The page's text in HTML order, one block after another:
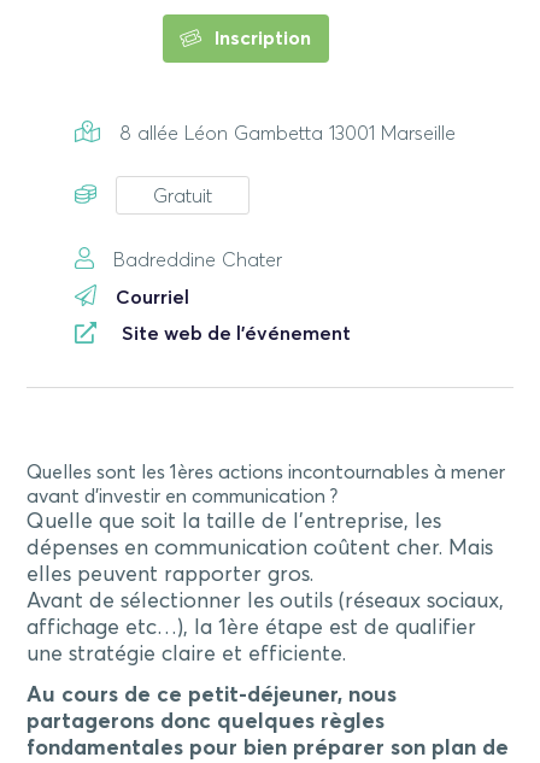
Inscription
8 allée Léon Gambetta 13001 Marseille
Gratuit
Badreddine Chater
Courriel
Site web de l'événement
Quelles sont les 1ères actions incontournables à mener
avant d’investir en communication ?
Quelle que soit la taille de l’entreprise, les
dépenses en communication coûtent cher. Mais
elles peuvent rapporter gros.
Avant de sélectionner les outils (réseaux sociaux,
affichage etc…), la 1ère étape est de qualifier
une stratégie claire et efficiente.
Au cours de ce petit-déjeuner, nous
partagerons donc quelques règles
fondamentales pour bien préparer son plan de